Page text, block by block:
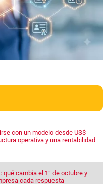
con un modelo desde US$
operativa y una rentabilidad
cambia el 1° de octubre y
cada respuesta